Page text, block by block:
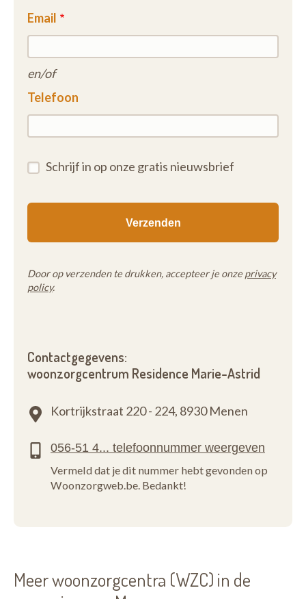
Email
en/of
Telefoon
Schrijf in op onze gratis nieuwsbrief
Door op verzenden te drukken, accepteer je onze privacy
policy.
Contactgegevens:
woonzorgcentrum Residence Marie-Astrid
Kortrijkstraat 220 - 224, 8930 Menen
Vermeld dat je dit nummer hebt gevonden op
Woonzorgweb.be. Bedankt!
Meer woonzorgcentra (WZC) in de